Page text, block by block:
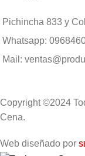
Pichincha 833 y
Whatsapp:
Mail:
Copyright ©2024
Cena.
Web diseñado por